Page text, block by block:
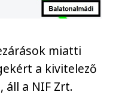
miatti
a kivitelező
áll a NIF Zrt.